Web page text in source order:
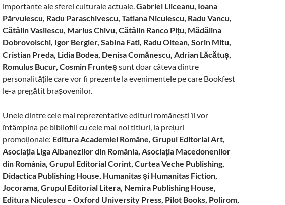
importante ale sferei culturale actuale.Gabriel Liiceanu, Ioana
Pârvulescu, Radu Paraschivescu, Tatiana Niculescu, Radu Vancu,
Cătălin Vasilescu, Marius Chivu, Cătălin Ranco Pițu, Mădălina
Dobrovolschi, Igor Bergler, Sabina Fati, Radu Oltean, Sorin Mitu,
Cristian Preda, Lidia Bodea, Denisa Comănescu, Adrian Lăcătuș,
Romulus Bucur, Cosmin Frunteșsunt doar câteva dintre
personalitățile care vor fi prezente la evenimentele pe care Bookfest
le-a pregătit brașovenilor.
Unele dintre cele mai reprezentative edituri românești îi vor
întâmpina pe bibliofili cu cele mai noi titluri, la prețuri
promoționale: Editura Academiei Române, Grupul Editorial Art,
Asociația Liga Albanezilor din România, Asociația Macedonenilor
din România, Grupul Editorial Corint, Curtea Veche Publishing,
Didactica Publishing House, Humanitas și Humanitas Fiction,
Jocorama, Grupul Editorial Litera, Nemira Publishing House,
Editura Niculescu – Oxford University Press, Pilot Books, Polirom,